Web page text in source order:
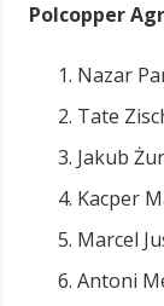
Polcopper
Nazar
Tate
Jakub
Kacper
Marcel
Antoni